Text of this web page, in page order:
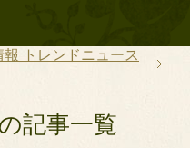
トレンドニュース
記事一覧